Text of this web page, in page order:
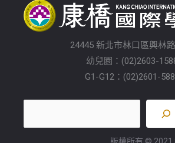
24445 新北市林口區興林
幼兒園：(02)2603-
G1-G12：(02)2601-